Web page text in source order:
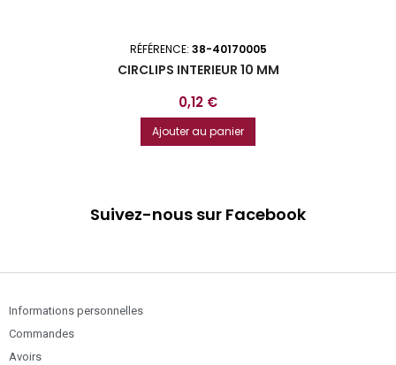
RÉFÉRENCE: 38-40170005
CIRCLIPS INTERIEUR 10 MM
Prix
0,12 €
Ajouter au panier
Suivez-nous sur Facebook
Informations personnelles
Commandes
Avoirs